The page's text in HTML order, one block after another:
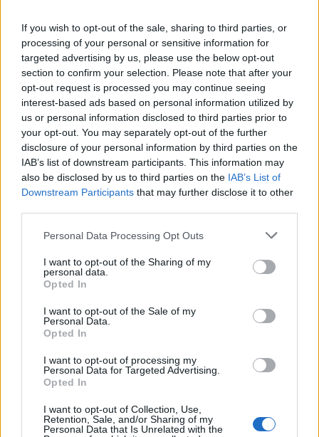
If you wish to opt-out of the sale, sharing to third parties, or
processing of your personal or sensitive information for
targeted advertising by us, please use the below opt-out
section to confirm your selection. Please note that after your
opt-out request is processed you may continue seeing
interest-based ads based on personal information utilized by
us or personal information disclosed to third parties prior to
your opt-out. You may separately opt-out of the further
disclosure of your personal information by third parties on the
IAB’s list of downstream participants. This information may
also be disclosed by us to third parties on the IAB’s List of
Downstream Participants that may further disclose it to other
Please note that this website/app uses one or more Google
not limited to your visit or usage behaviour. You may click to
grant or deny consent to Google and its third-party tags to
use your data for below specified purposes in below Google
consent section.
Personal Data Processing Opt Outs
I want to opt-out of the Sharing of my
personal data.
Opted In
I want to opt-out of the Sale of my
Personal Data.
Opted In
I want to opt-out of processing my
Personal Data for Targeted Advertising.
Opted In
I want to opt-out of Collection, Use,
Retention, Sale, and/or Sharing of my
Personal Data that Is Unrelated with the
pratiche e una presenza costante in uno dei
momenti più complessi da attraversare.
Vuoi rimuovere le pubblicità nazionali?
Puoi abbonarti asoli € 1,10 al mese
cliccandoqui
Sei già abbonato?
Puoi effettuare l'accesso andando nella
sezione Logindal menù del sito o
TEMI: Cremazione Funerale
Onoranze Funebri
Onoranze Funebri Roma
Condividi l'articolo
F
a
T
w n h h